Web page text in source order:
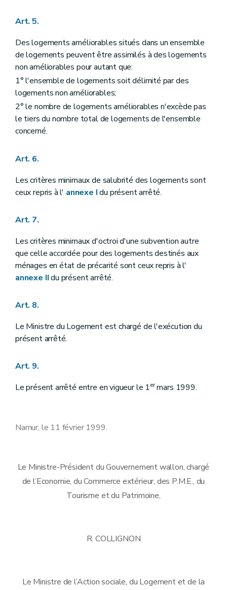
Art. 5.
Des logements améliorables situés dans un ensemble
de logements peuvent être assimilés à des logements
non améliorables pour autant que:
1° l'ensemble de logements soit délimité par des
logements non améliorables;
2° le nombre de logements améliorables n'excède pas
le tiers du nombre total de logements de l'ensemble
concerné.
Art. 6.
Les critères minimaux de salubrité des logements sont
ceux repris à l' annexe Idu présent arrêté.
Art. 7.
Les critères minimaux d'octroi d'une subvention autre
que celle accordée pour des logements destinés aux
ménages en état de précarité sont ceux repris à l'
annexe IIdu présent arrêté.
Art. 8.
Le Ministre du Logement est chargé de l'exécution du
présent arrêté.
Art. 9.
Le présent arrêté entre en vigueur le 1ermars 1999.
Namur, le 11 février 1999.
Le Ministre-Président du Gouvernement wallon, chargé
de l’Economie, du Commerce extérieur, des P.M.E., du
Tourisme et du Patrimoine,
R. COLLIGNON
Le Ministre de l’Action sociale, du Logement et de la